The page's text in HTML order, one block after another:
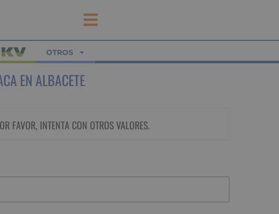
OTROS
EN ALBACETE
FAVOR, INTENTA CON OTROS VALORES.